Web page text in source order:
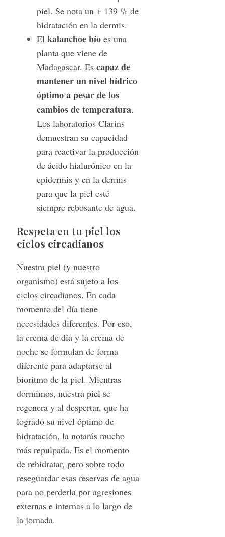
piel. Se nota un + 139 % de
hidratación en la dermis.
El kalanchoe bíoes una
planta que viene de
Madagascar. Es capaz de
mantener un nivel hídrico
óptimo a pesar de los
cambios de temperatura.
Los laboratorios Clarins
demuestran su capacidad
para reactivar la producción
de ácido hialurónico en la
epidermis y en la dermis
para que la piel esté
siempre rebosante de agua.
Respeta en tu piel los
ciclos circadianos
Nuestra piel (y nuestro
organismo) está sujeto a los
ciclos circadianos. En cada
momento del día tiene
necesidades diferentes. Por eso,
la crema de día y la crema de
noche se formulan de forma
diferente para adaptarse al
bioritmo de la piel. Mientras
dormimos, nuestra piel se
regenera y al despertar, que ha
logrado su nivel óptimo de
hidratación, la notarás mucho
más repulpada. Es el momento
de rehidratar, pero sobre todo
reseguardar esas reservas de agua
para no perderla por agresiones
externas e internas a lo largo de
la jornada.